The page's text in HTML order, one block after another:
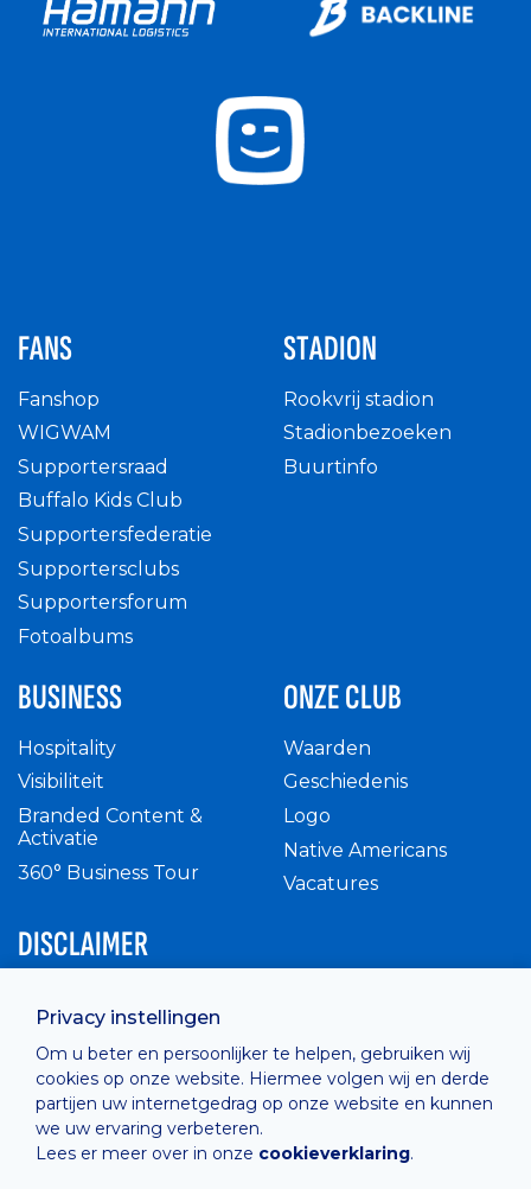
Privacy instellingen
Om u beter en persoonlijker te helpen, gebruiken wij
cookies op onze website. Hiermee volgen wij en derde
partijen uw internetgedrag op onze website en kunnen
we uw ervaring verbeteren.
Lees er meer over in onze cookieverklaring.
FANS
Fanshop
WIGWAM
Supportersraad
Buffalo Kids Club
Supportersfederatie
Supportersclubs
Supportersforum
Fotoalbums
STADION
Rookvrij stadion
Stadionbezoeken
Buurtinfo
BUSINESS
Hospitality
Visibiliteit
Branded Content &
Activatie
360° Business Tour
ONZE CLUB
Waarden
Geschiedenis
Logo
Native Americans
Vacatures
DISCLAIMER
Privacy Policy
Cashless
verkoopsvoorwaarden
Cookie Policy